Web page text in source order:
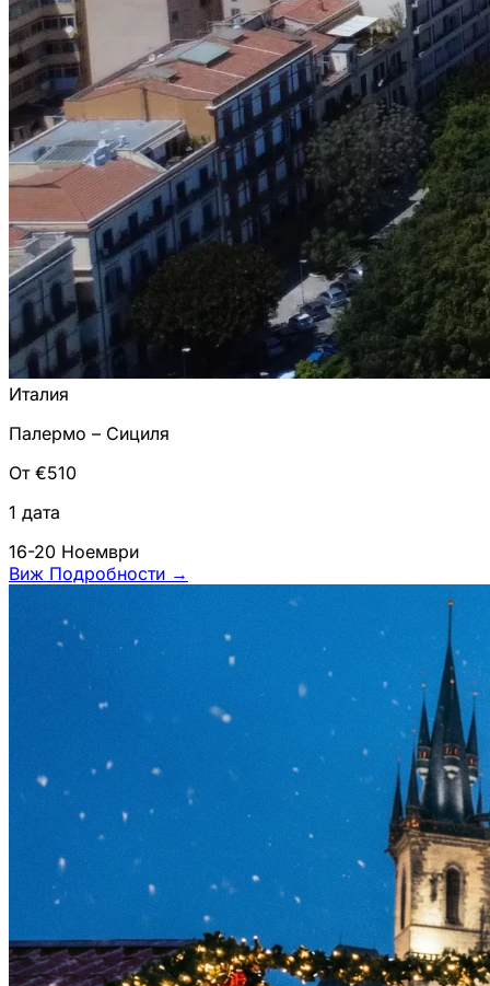
Италия
Палермо – Сициля
От €510
1 дата
16-20 Ноември
Виж Подробности →